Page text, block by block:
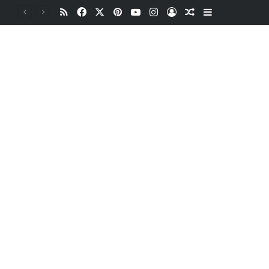
RSSFacebookPinterestYouTubeInstagramOturum aç
Rastgele Makale
Kenar